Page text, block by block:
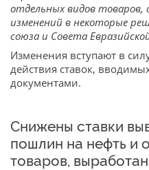
отдельных видов товаров,
изменений в некоторые
союза и Совета
Изменения вступают в
действия ставок,
документами.
Снижены ставки
пошлин на нефть и
товаров,